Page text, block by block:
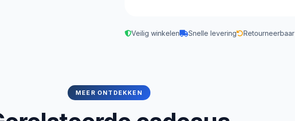
Veilig winkelen Snelle levering Retourneerbaar
MEER ONTDEKKEN